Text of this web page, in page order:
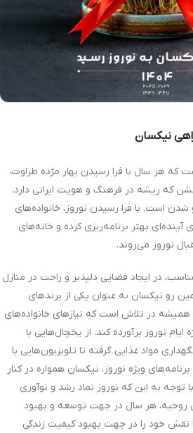
نیکسان
که هر سال با فرا رسیدن بهار مژده طراوت،
که ریشه در فرهنگ و هویت ایرانی دارد،
است. با فرا رسیدن نوروز، خانواده‌های
آینده‌ای بهتر برنامه‌ریزی کرده و خانه‌های
نوروز می‌روند.
در ایجاد فضایی دلپذیر و راحت در منازل
رو نیکسان به عنوان یکی از برندهای
همیشه در تلاش است که نیازهای خانواده‌های
ایام نوروز برآورده کند. از یخچال‌هایی با
مواد غذایی گرفته تا تلویزیون‌هایی با
ویژه نوروز، نیکسان همواره در کنار
توجه به این که نوروز نماد رشد و نوآوری
روحیه، هر سال در جهت توسعه و بهبود
خود را در جهت بهبود کیفیت زندگی